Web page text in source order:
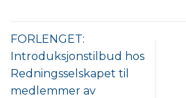
FORLENGET:
Introduksjonstilbud hos
Redningsselskapet til
medlemmer av